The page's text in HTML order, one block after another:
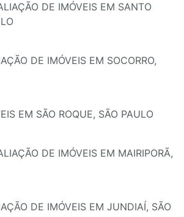
DE IMÓVEIS EM SANTO
DE IMÓVEIS EM SOCORRO,
EM SÃO ROQUE, SÃO PAULO
DE IMÓVEIS EM MAIRIPORÃ,
DE IMÓVEIS EM JUNDIAÍ, SÃO